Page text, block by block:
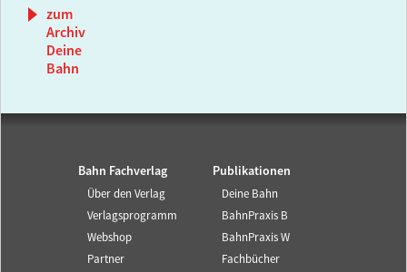
zum
Archiv
Deine
Bahn
Bahn Fachverlag
Über den Verlag
Verlagsprogramm
Webshop
Partner
Publikationen
Deine Bahn
BahnPraxis B
BahnPraxis W
Fachbücher